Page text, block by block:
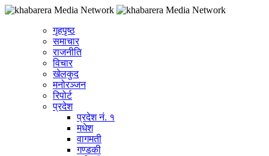
गृहपृष्ठ
समाचार
राजनीति
विचार
खेलकुद
मनोरञ्जन
रिपोर्ट
प्रदेश
प्रदेश नं. १
मधेश
वागमती
गण्डकी